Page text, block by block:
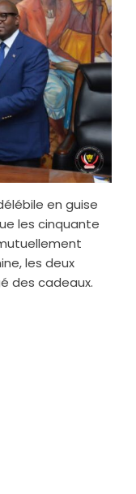
en guise
les cinquante
les deux
des cadeaux.